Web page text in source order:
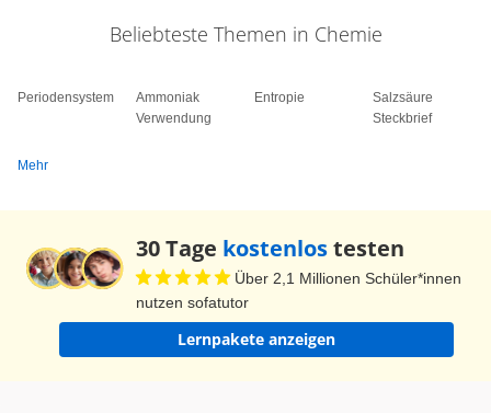
Beliebteste Themen in Chemie
Periodensystem
Ammoniak
Verwendung
Entropie
Salzsäure
Steckbrief
Mehr
30 Tage kostenlostesten
Über 2,1 Millionen Schüler*innen
nutzen sofatutor
Lernpakete anzeigen